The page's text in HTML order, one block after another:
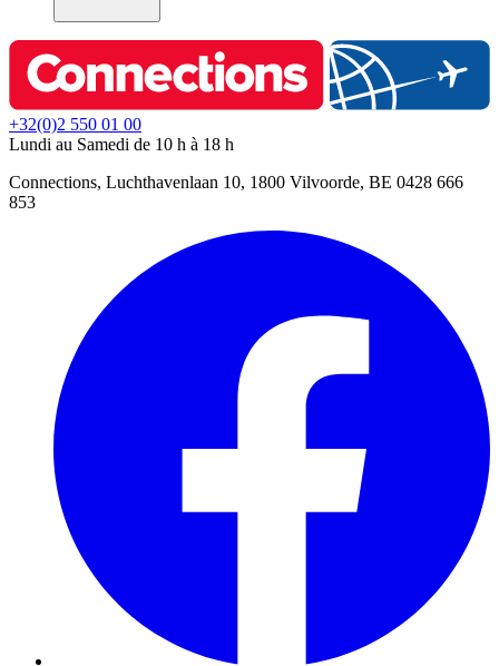
+32(0)2 550 01 00
Lundi au Samedi de 10 h à 18 h
Connections, Luchthavenlaan 10, 1800 Vilvoorde, BE 0428 666
853